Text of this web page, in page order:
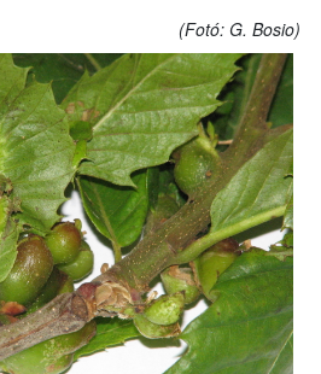
(Fotó: G. Bosio)